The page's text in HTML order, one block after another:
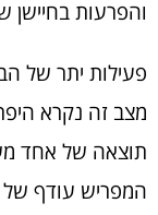
והפרעות בחיישן
פעילות יתר של
מצב זה נקרא
תוצאה של אחד